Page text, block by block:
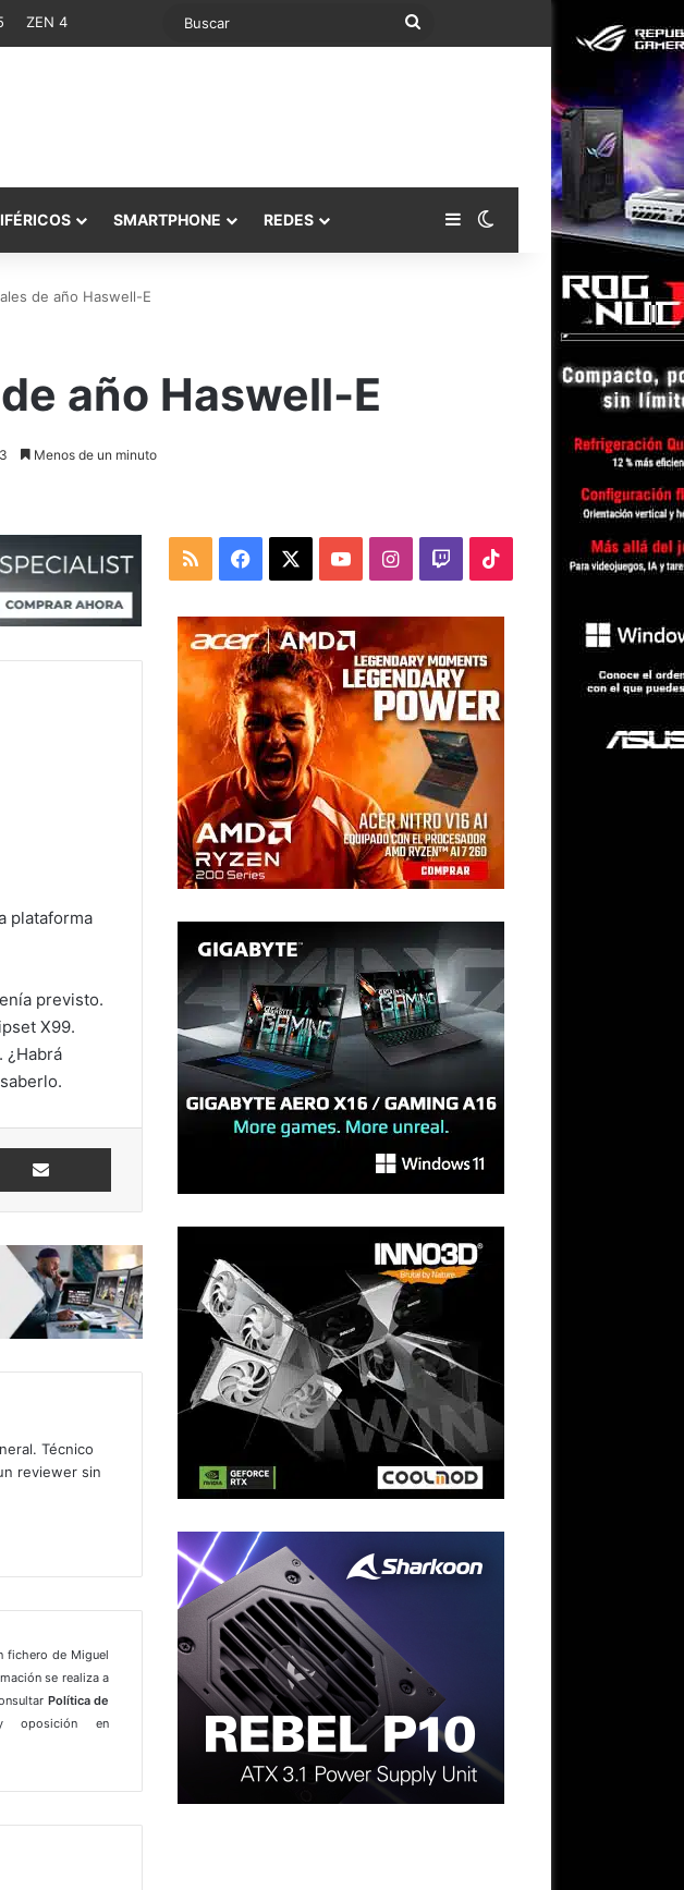
ZEN 4 Buscar
SMARTPHONE REDES Barra lateral
Switch skin
de año Haswell-E
año Haswell-E
Menos de un minuto
plataforma
previsto.
X99.
¿Habrá
Comparte vía Email
Técnico
reviewer sin
fichero de Miguel
se realiza a
Política de
oposición en
RSS Facebook YouTubeInstagram
TwitchTikTok